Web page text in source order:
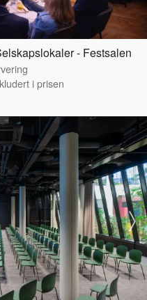
- Festsalen
i prisen